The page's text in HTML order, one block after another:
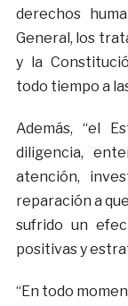
derechos
General, los
y la
todo tiempo a
Además, “el
diligencia,
atención,
reparación a
sufrido un
positivas y
“En todo